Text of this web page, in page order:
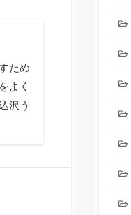
ため
よく
沢う